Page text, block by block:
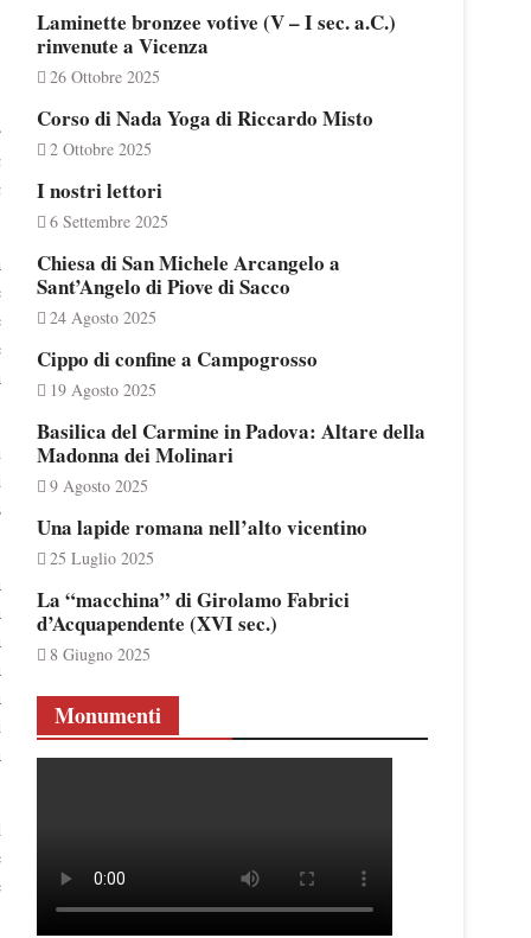
Laminette bronzee votive (V – I sec. a.C.)
rinvenute a Vicenza
26 Ottobre 2025
Corso di Nada Yoga di Riccardo Misto
2 Ottobre 2025
I nostri lettori
6 Settembre 2025
Chiesa di San Michele Arcangelo a
Sant’Angelo di Piove di Sacco
24 Agosto 2025
Cippo di confine a Campogrosso
19 Agosto 2025
Basilica del Carmine in Padova: Altare della
Madonna dei Molinari
9 Agosto 2025
Una lapide romana nell’alto vicentino
25 Luglio 2025
La “macchina” di Girolamo Fabrici
d’Acquapendente (XVI sec.)
8 Giugno 2025
Monumenti